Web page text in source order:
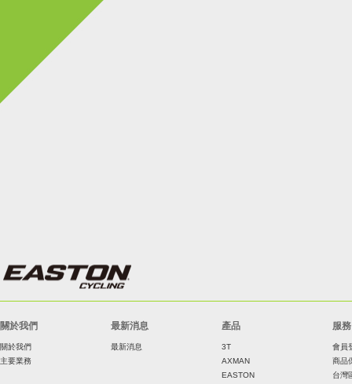
關於我們
關於我們
主要業務
最新消息
最新消息
產品
3T
AXMAN
EASTON
服務
會員
商品
台灣